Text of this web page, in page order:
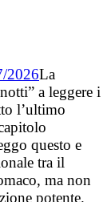
2026La
a leggere i
l’ultimo
questo e
tra il
ma non
potente.